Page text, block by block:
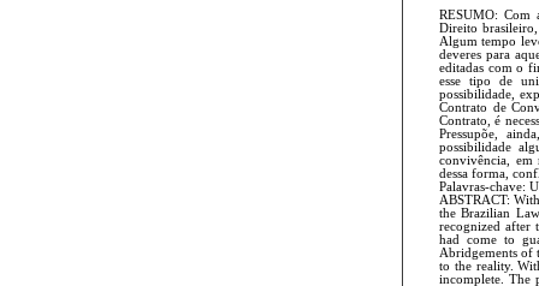
RESUMO: Com
Direito brasileiro,
Algum tempo
deveres para
editadas com o
esse tipo de
possibilidade,
Contrato de
Contrato, é
Pressupõe,
possibilidade
convivência, em
dessa forma,
Palavras-chave:
ABSTRACT:
the Brazilian
recognized after
had come to
Abridgements of
to the reality.
incomplete. The